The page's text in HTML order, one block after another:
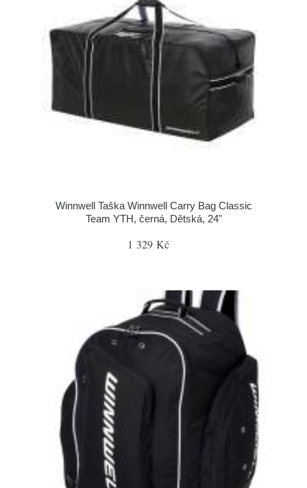
Winnwell Taška Winnwell Carry Bag Classic
Team YTH, černá, Dětská, 24"
1 329 Kč